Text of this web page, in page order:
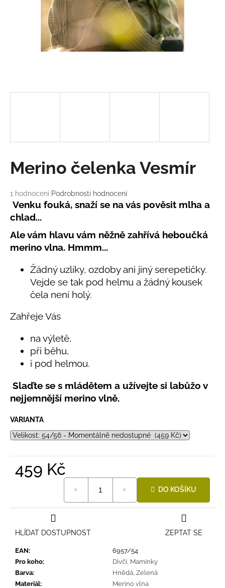
Průměrné
hodnocení
produktu
je
5,0
z
5
1 hodnocení Podrobnosti hodnocení
Merino čelenka Vesmír
Venku fouká, snaží se na vás pověsit mlha a
chlad...
Ale vám hlavu vám něžně zahřívá heboučká
merino vlna. Hmmm...
Žádný uzlíky, ozdoby ani jiný serepetičky.
Vejde se tak pod helmu a žádný kousek
čela není holý.
Zahřeje Vás
na výletě,
při běhu,
i pod helmou.
Slaďte se s mládětem a užívejte si labůžo v
nejjemnější merino vlně.
VARIANTA
459 Kč
DO KOŠÍKU
EAN:
6957/54
Pro koho: Dívčí Maminky
Barva: Hnědá Zelená
Materiál:
Merino vlna
ZEPTAT SE
HLÍDAT DOSTUPNOST
D
o
o
r
u
u
j
LETNÍ
KLOBOUČEK
OUŠKY
BÍLÝ
Kč